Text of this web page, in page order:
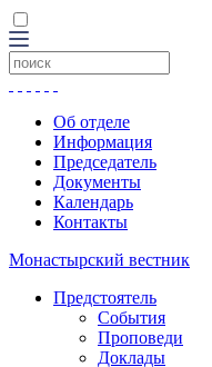
Об отделе
Информация
Председатель
Документы
Календарь
Контакты
Монастырский вестник
Предстоятель
События
Проповеди
Доклады